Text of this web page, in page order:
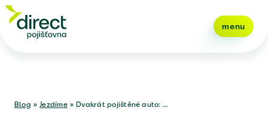
menu
Blog » Jezdíme » Dvakrát pojištěné auto: ...